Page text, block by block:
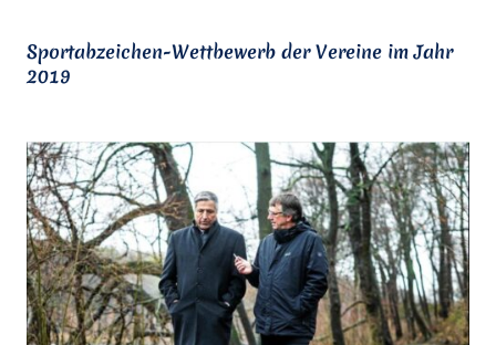
Sportabzeichen-Wettbewerb der Vereine im Jahr
2019